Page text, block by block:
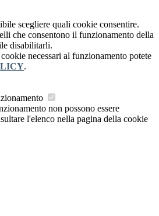
scegliere quali cookie consentire.
che consentono il funzionamento della
disabilitarli.
necessari al funzionamento potete
.
non possono essere
l'elenco nella pagina della cookie